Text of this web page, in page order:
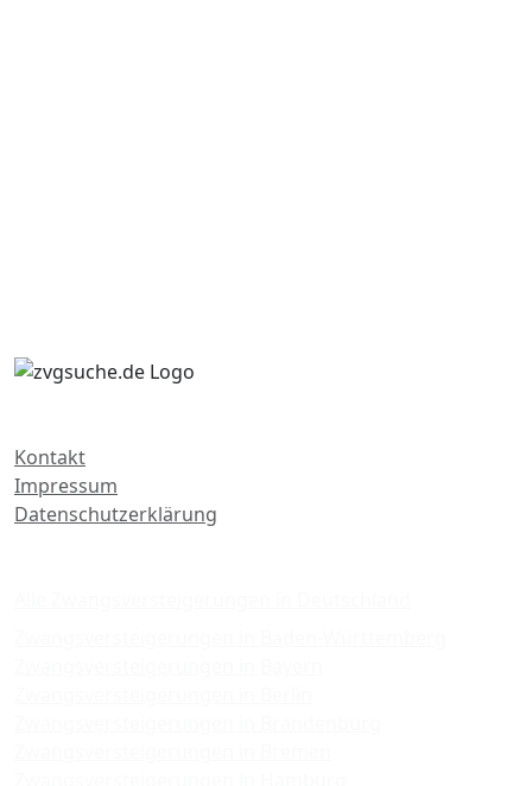
Kontakt
Impressum
Datenschutzerklärung